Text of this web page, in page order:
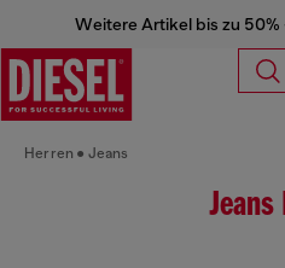
Weitere Artikel bis zu
Herren Jeans
Jeans